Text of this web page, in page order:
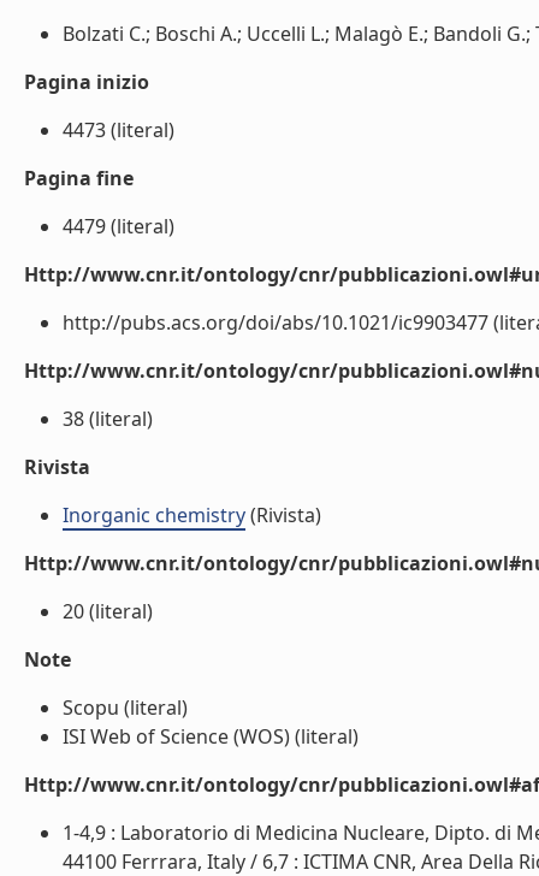
Bolzati C.; Boschi A.; Uccelli L.; Malagò E.; Bandoli
Pagina inizio
4473 (literal)
Pagina fine
4479 (literal)
Http://www.cnr.it/ontology/cnr/
http://pubs.acs.org/doi/abs/10.1021/ic9903477
Http://www.cnr.it/ontology/cnr/
38 (literal)
Rivista
Inorganic chemistry(Rivista)
Http://www.cnr.it/ontology/cnr/
20 (literal)
Note
Scopu (literal)
ISI Web of Science (WOS) (literal)
Http://www.cnr.it/ontology/cnr/
1-4,9 : Laboratorio di Medicina Nucleare, Dipto. di
44100 Ferrrara, Italy / 6,7 : ICTIMA CNR, Area Della